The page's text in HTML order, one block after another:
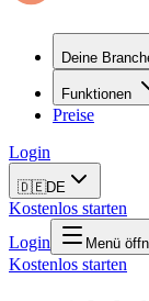
Deine
Funktionen
Preise
Login
🇩🇪DE
Kostenlos starten
Login
Menü
Kostenlos starten